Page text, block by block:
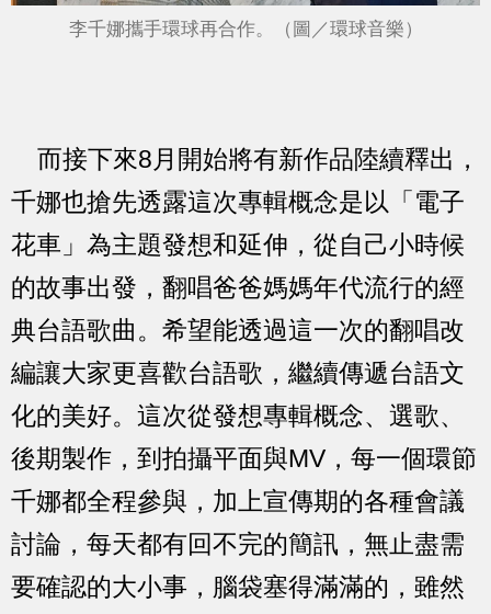
李千娜攜手環球再合作。（圖／環球音樂）
而接下來8月開始將有新作品陸續釋出，
千娜也搶先透露這次專輯概念是以「電子
花車」為主題發想和延伸，從自己小時候
的故事出發，翻唱爸爸媽媽年代流行的經
典台語歌曲。希望能透過這一次的翻唱改
編讓大家更喜歡台語歌，繼續傳遞台語文
化的美好。這次從發想專輯概念、選歌、
後期製作，到拍攝平面與MV，每一個環節
千娜都全程參與，加上宣傳期的各種會議
討論，每天都有回不完的簡訊，無止盡需
要確認的大小事，腦袋塞得滿滿的，雖然